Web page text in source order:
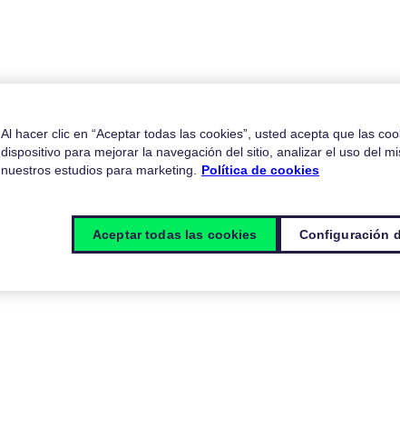
Al hacer clic en “Aceptar todas las cookies”, usted acepta que las
dispositivo para mejorar la navegación del sitio, analizar el uso del
nuestros estudios para marketing.
Política de cookies
Configuración
Aceptar todas las cookies